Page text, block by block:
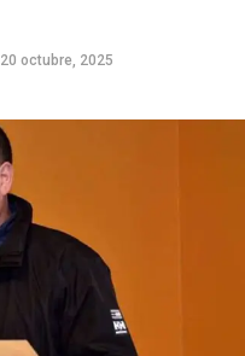
20 octubre, 2025